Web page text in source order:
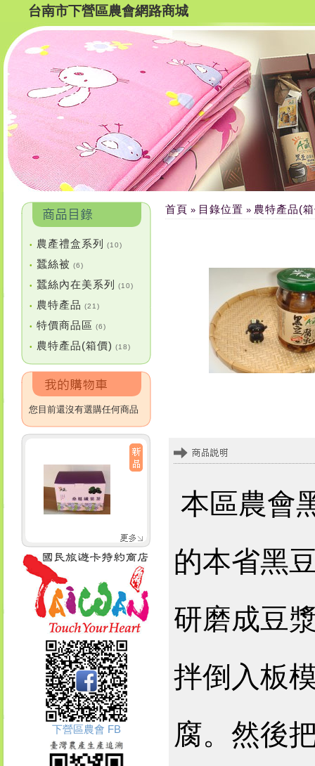
台南市下營區農會網路商城
• 農產禮盒系列 (10)
• 蠶絲被 (6)
• 蠶絲內在美系列 (10)
• 農特產品 (21)
• 特價商品區 (6)
• 農特產品(箱價) (18)
您目前還沒有選購任何商品
下營區農會 FB
首頁 » 目錄位置 » 農特產品(
本區農會
的本省黑
研磨成豆
拌倒入板
腐。然後